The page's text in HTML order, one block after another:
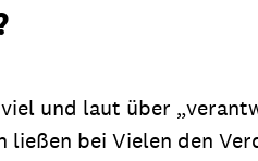
und laut über
bei Vielen den